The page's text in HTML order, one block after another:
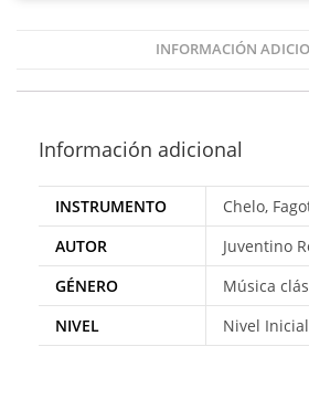
INFORMACIÓN
Información adicional
INSTRUMENTO
Chelo,
AUTOR
Juventino
GÉNERO
Música
NIVEL
Nivel